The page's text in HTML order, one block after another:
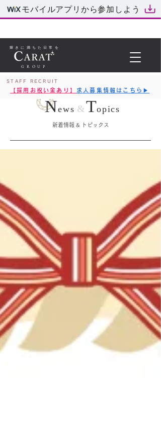
モバイルアプリから参加しよう
輝きに満ちた日常を
GROUP
STAFF RECRUIT
【採用お祝い金あり】 求人募集情報はこちら▶︎
News &Topics
新着情報 & トピックス